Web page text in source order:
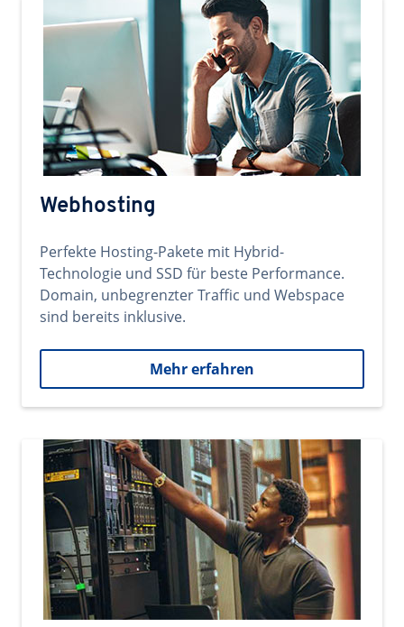
Webhosting
Perfekte Hosting-Pakete mit Hybrid-
Technologie und SSD für beste Performance.
Domain, unbegrenzter Traffic und Webspace
sind bereits inklusive.
Mehr erfahren